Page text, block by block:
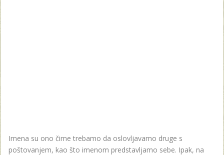
Imena su ono čime trebamo da oslovljavamo druge s
poštovanjem, kao što imenom predstavljamo sebe. Ipak, na